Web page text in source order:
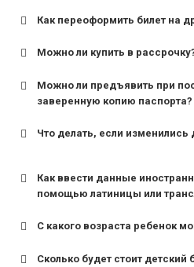
Как переоформить билет на
Можно ли купить в
Можно ли предъявить при
заверенную копию паспорта?
Что делать, если
Как ввести данные
помощью латиницы или
С какого возраста ребенок
Сколько будет стоит детский